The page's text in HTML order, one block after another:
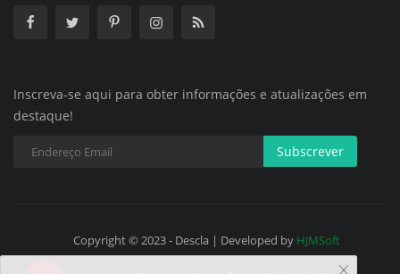
Inscreva-se aqui para obter informações e atualizações em
destaque!
Subscrever
Copyright © 2023 - Descla | Developed by HJMSoft